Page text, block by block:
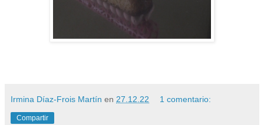
Irmina Díaz-Frois Martín en 27.12.22 1 comentario:
Compartir